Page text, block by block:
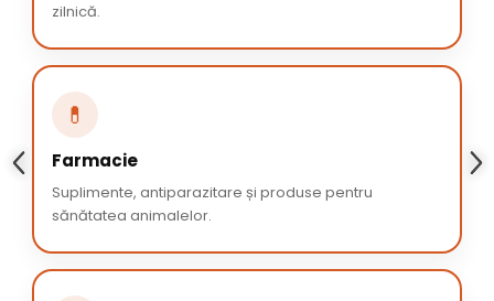
zilnică.
💊
Farmacie
Suplimente, antiparazitare și produse pentru
sănătatea animalelor.